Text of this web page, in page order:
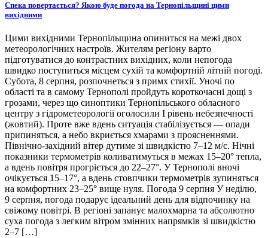
Спека повертається? Якою буде погода на Тернопільщині цими
вихідними
Цими вихідними Тернопільщина опиниться на межі двох
метеорологічних настроїв. Жителям регіону варто
підготуватися до контрастних вихідних, коли непогода
швидко поступиться місцем сухій та комфортній літній погоді.
Субота, 8 серпня, розпочнеться з примх стихії. Уночі по
області та в самому Тернополі пройдуть короткочасні дощі з
грозами, через що синоптики Тернопільського обласного
центру з гідрометеорології оголосили І рівень небезпечності
(жовтий). Проте вже вдень ситуація стабілізується — опади
припиняться, а небо вкриється хмарами з проясненнями.
Північно-західний вітер дутиме зі швидкістю 7–12 м/с. Нічні
показники термометрів коливатимуться в межах 15–20° тепла,
а вдень повітря прогріється до 22–27°. У Тернополі вночі
очікується 15–17°, а вдень стовпчики термометрів зупиняться
на комфортних 23–25° вище нуля. Погода 9 серпня У неділю,
9 серпня, погода подарує ідеальний день для відпочинку на
свіжому повітрі. В регіоні запанує малохмарна та абсолютно
суха погода з легким вітром змінних напрямків зі швидкістю
2–7 […]